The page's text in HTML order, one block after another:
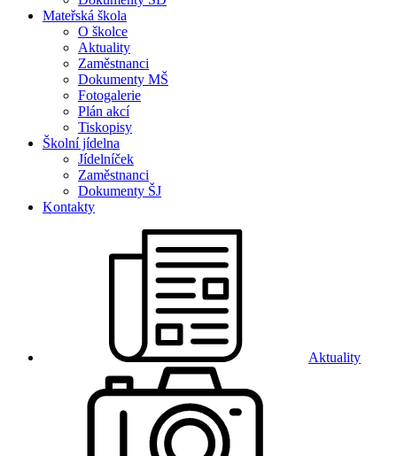
Mateřská škola
O školce
Aktuality
Zaměstnanci
Dokumenty MŠ
Fotogalerie
Plán akcí
Tiskopisy
Školní jídelna
Jídelníček
Zaměstnanci
Dokumenty ŠJ
Kontakty
Aktuality